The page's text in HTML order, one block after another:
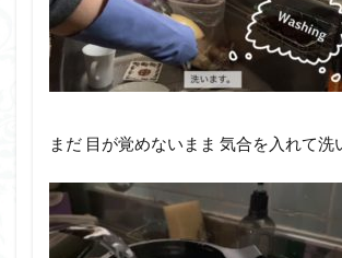
まだ 目が覚めないまま 気合を入れて洗